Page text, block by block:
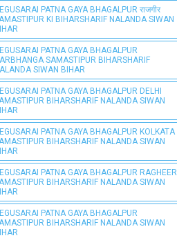
PATNA GAYA BHAGALPUR राजगीर
KI BIHARSHARIF NALANDA SIWAN
PATNA GAYA BHAGALPUR
SAMASTIPUR BIHARSHARIF
SIWAN BIHAR
PATNA GAYA BHAGALPUR DELHI
BIHARSHARIF NALANDA SIWAN
PATNA GAYA BHAGALPUR KOLKATA
BIHARSHARIF NALANDA SIWAN
PATNA GAYA BHAGALPUR RAGHEER
BIHARSHARIF NALANDA SIWAN
PATNA GAYA BHAGALPUR
BIHARSHARIF NALANDA SIWAN